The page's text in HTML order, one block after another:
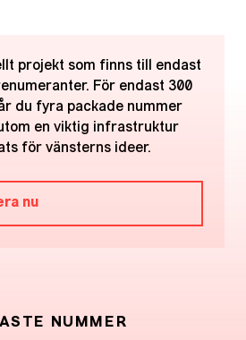
projekt som finns till endast
För endast 300
du fyra packade nummer
en viktig infrastruktur
för vänsterns ideer.
nu
NUMMER